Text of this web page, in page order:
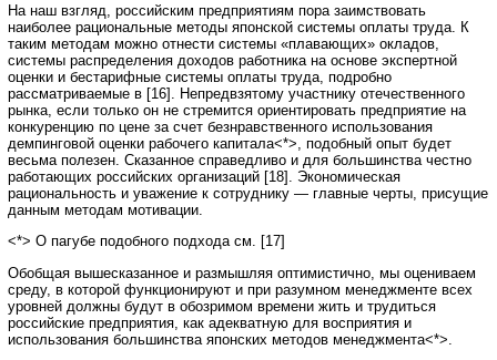
На наш взгляд, российским предприятиям пора заимствовать
наиболее рациональные методы японской системы оплаты труда. К
таким методам можно отнести системы «плавающих» окладов,
системы распределения доходов работника на основе экспертной
оценки и бестарифные системы оплаты труда, подробно
рассматриваемые в [16]. Непредвзятому участнику отечественного
рынка, если только он не стремится ориентировать предприятие на
конкуренцию по цене за счет безнравственного использования
демпинговой оценки рабочего капитала<*>, подобный опыт будет
весьма полезен. Сказанное справедливо и для большинства честно
работающих российских организаций [18]. Экономическая
рациональность и уважение к сотруднику — главные черты, присущие
данным методам мотивации.
<*> О пагубе подобного подхода см. [17]
Обобщая вышесказанное и размышляя оптимистично, мы оцениваем
среду, в которой функционируют и при разумном менеджменте всех
уровней должны будут в обозримом времени жить и трудиться
российские предприятия, как адекватную для восприятия и
использования большинства японских методов менеджмента<*>.